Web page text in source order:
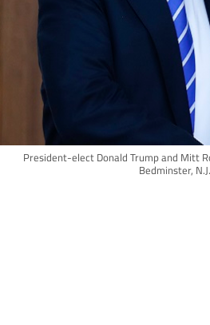
President-elect Donald Trump and Mitt
Bedminster,